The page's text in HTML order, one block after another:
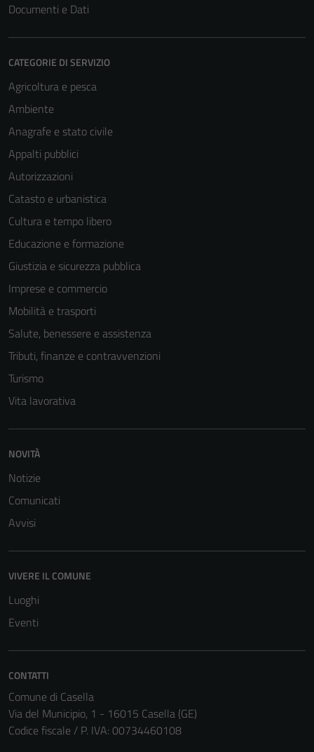
Documenti e Dati
CATEGORIE DI SERVIZIO
Agricoltura e pesca
Ambiente
Anagrafe e stato civile
Appalti pubblici
Autorizzazioni
Catasto e urbanistica
Cultura e tempo libero
Educazione e formazione
Giustizia e sicurezza pubblica
Imprese e commercio
Mobilità e trasporti
Salute, benessere e assistenza
Tributi, finanze e contravvenzioni
Turismo
Vita lavorativa
NOVITÀ
Notizie
Comunicati
Avvisi
VIVERE IL COMUNE
Luoghi
Eventi
CONTATTI
Comune di Casella
Via del Municipio, 1 - 16015 Casella (GE)
Codice fiscale / P. IVA: 00734460108
servizi esterni
essere
profilazione.
La
disabilitazione